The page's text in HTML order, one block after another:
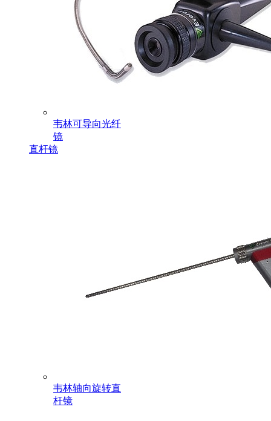
韦林可导向光纤
镜
直杆镜
韦林轴向旋转直
杆镜